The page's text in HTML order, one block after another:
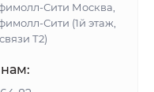
Сити Москва,
Сити (1й этаж,
Т2)